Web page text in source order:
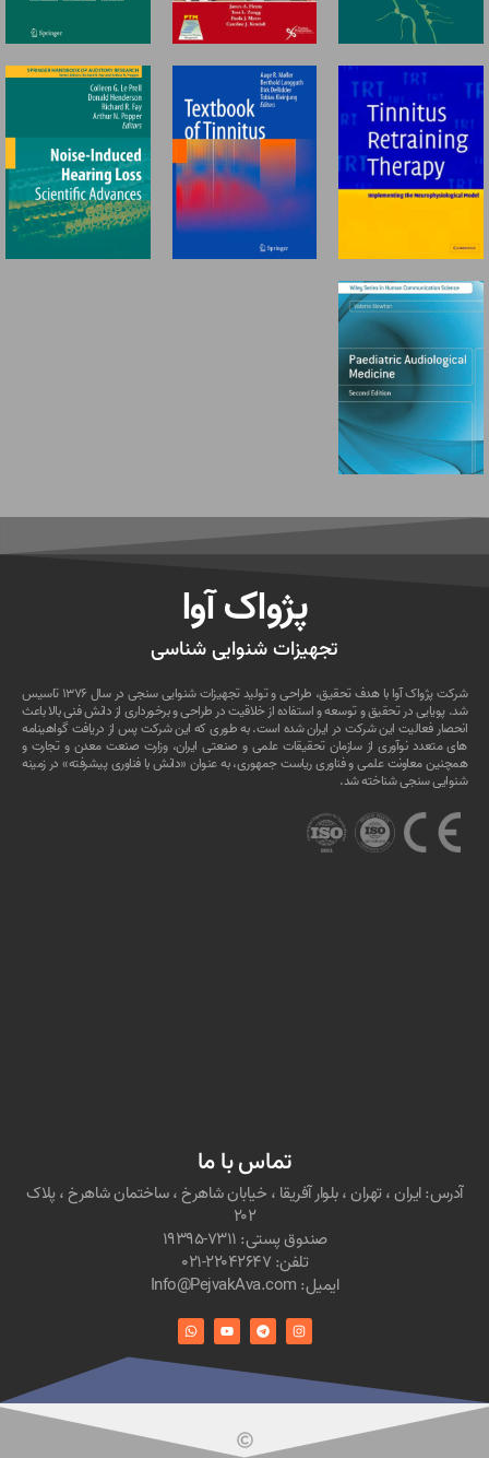
پژواک آوا
تجهیزات شنوایی شناسی
شرکت پژواک آوا با هدف تحقیق، طراحی و تولید تجهیزات شنوایی سنجی در سال ۱۳۷۶ تاسیس
شد. پویایی در تحقیق و توسعه و استفاده از خلاقیت در طراحی و برخورداری از دانش فنی بالا باعث
انحصار فعالیت این شرکت در ایران شده است. به طوری که این شرکت پس از دریافت گواهینامه
های متعدد نوآوری از سازمان تحقیقات علمی و صنعتی ایران، وزارت صنعت معدن و تجارت و
همچنین معاونت علمی و فناوری ریاست جمهوری، به عنوان «دانش با فناوری پیشرفته» در زمینه
شنوایی سنجی شناخته شد.
تماس با ما
آدرس: ایران ، تهران ، بلوار آفریقا ، خیابان شاهرخ ، ساختمان شاهرخ ، پلاک
۲۰۲
صندوق پستی: ۷۳۱۱-۱۹۳۹۵
تلفن: ۲۲۰۴۲۶۴۷-۰۲۱
ایمیل: Info@PejvakAva.com